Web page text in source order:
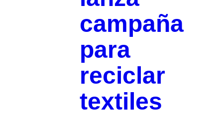
campaña
para
reciclar
textiles